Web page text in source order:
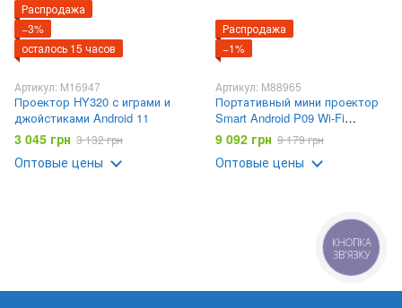
Распродажа
−3%
осталось 15 часов
Артикул: M16947
Проектор HY320 с играми и
джойстиками Android 11
3 045 грн 3 132 грн
Оптовые цены
Распродажа
−1%
Артикул: M88965
Портативный мини проектор
Smart Android P09 Wi-Fi
Bluetooth Проектор 4K P09
белая коробка
9 092 грн 9 179 грн
Оптовые цены
КНОПКА
ЗВ'ЯЗКУ